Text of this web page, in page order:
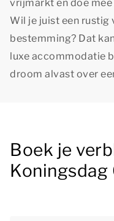
vrijmarkt en doe
Wil je juist een rustig
bestemming? Dat
luxe accommodatie
droom alvast over
Boek je